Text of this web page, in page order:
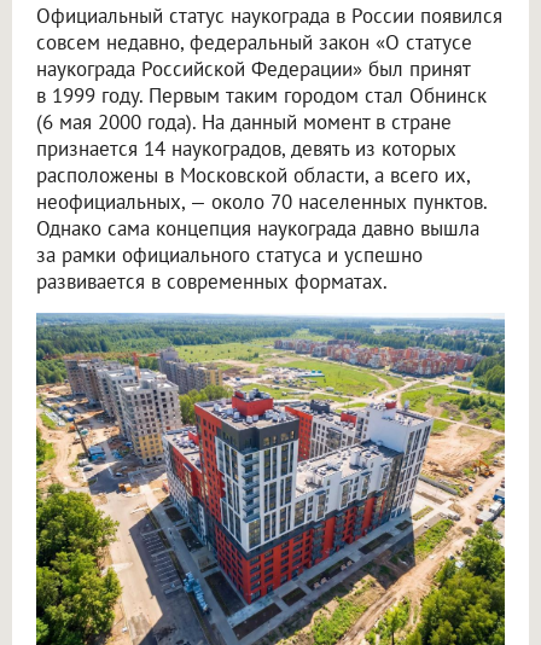
Официальный статус наукограда в России появился
совсем недавно, федеральный закон «О статусе
наукограда Российской Федерации» был принят
в 1999 году. Первым таким городом стал Обнинск
(6 мая 2000 года). На данный момент в стране
признается 14 наукоградов, девять из которых
расположены в Московской области, а всего их,
неофициальных, — около 70 населенных пунктов.
Однако сама концепция наукограда давно вышла
за рамки официального статуса и успешно
развивается в современных форматах.